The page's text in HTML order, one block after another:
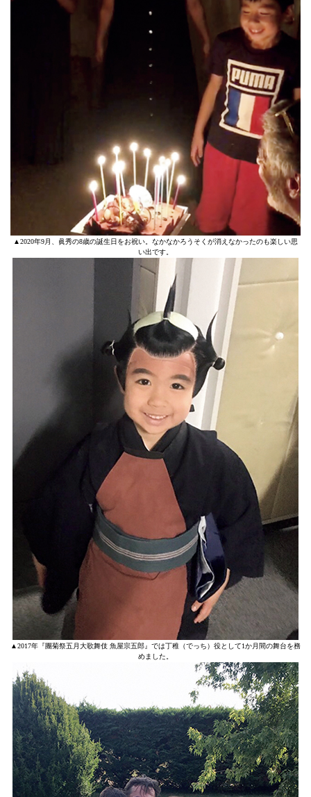
▲2020年9月、眞秀の8歳の誕生日をお祝い。なかなかろうそくが消えなかったのも楽しい思
い出です。
▲2017年『團菊祭五月大歌舞伎 魚屋宗五郎』では丁稚（でっち）役として1か月間の舞台を務
めました。